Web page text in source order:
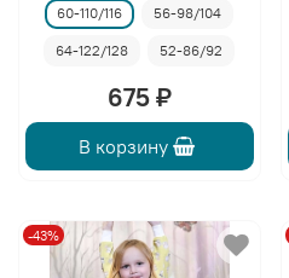
60-110/116 56-98/104
64-122/128 52-86/92
675 ₽
В корзину
-43%